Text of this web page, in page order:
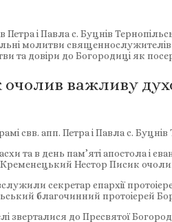
Петра і Павла с. Буцнів
молитви
та довіри до Богородиці як
важливу
свв. апп. Петра і Павла с.
та в день пам’яті апостола і
Нестор Писик
секретар єпархії
благочинний протоієрей
зверталися до Пресвятої